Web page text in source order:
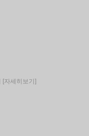
[자세히보기]